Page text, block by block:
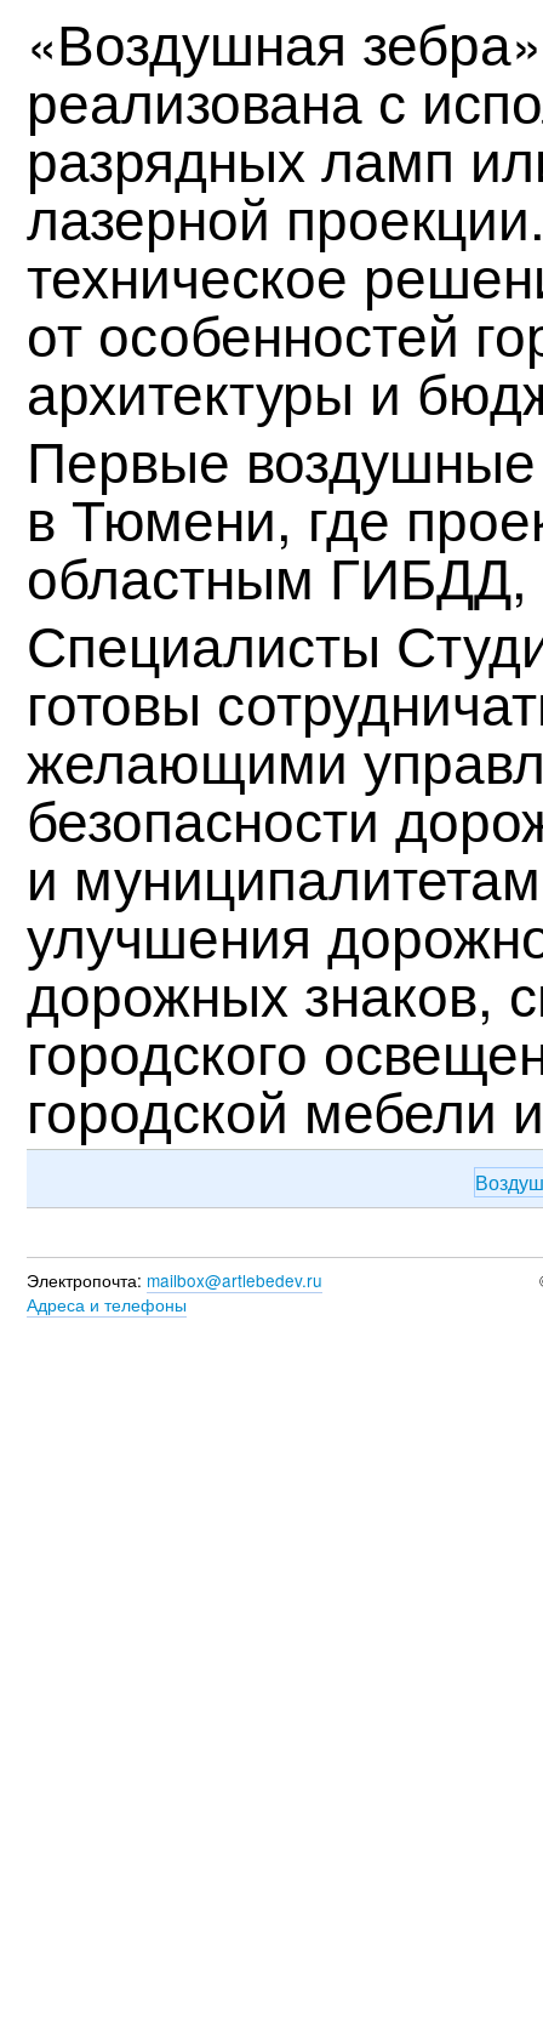
«Воздушная
реализована с
разрядных ламп
лазерной
техническое
от особенностей
архитектуры и
Первые
в Тюмени, где
областным ГИБДД,
Специалисты
готовы
желающими
безопасности
и
улучшения
дорожных знаков,
городского
городской мебели
Электропочта: mailbox@artlebedev.ru
Адреса и телефоны